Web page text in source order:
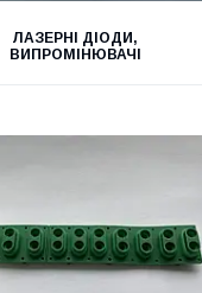
ЛАЗЕРНІ ДІОДИ,
ВИПРОМІНЮВАЧІ